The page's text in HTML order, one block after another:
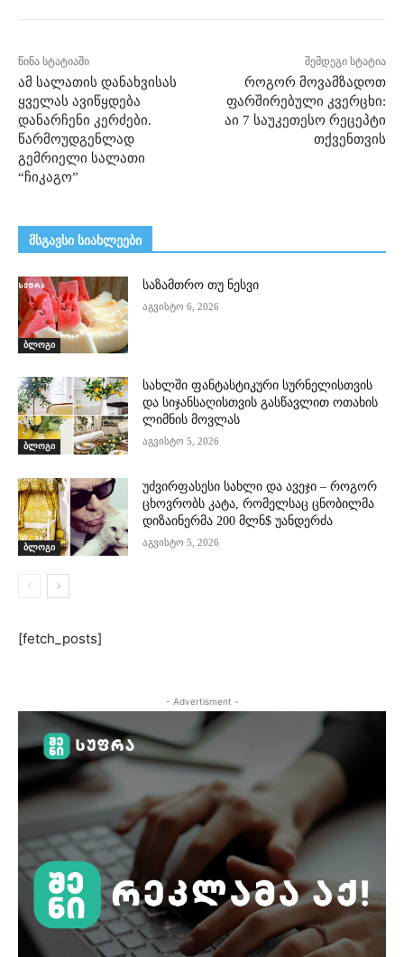
წინა სტატიაში
ამ სალათის დანახვისას
ყველას ავიწყდება
დანარჩენი კერძები.
წარმოუდგენლად
გემრიელი სალათი
“ჩიკაგო”
შემდეგი სტატია
როგორ მოვამზადოთ
ფარშირებული კვერცხი:
აი 7 საუკეთესო რეცეპტი
თქვენთვის
მსგავსი სიახლეები
ბლოგი
საზამთრო თუ ნესვი
აგვისტო 6, 2026
ბლოგი
სახლში ფანტასტიკური სურნელისთვის
და სიჯანსაღისთვის გასწავლით ოთახის
ლიმნის მოვლას
აგვისტო 5, 2026
ბლოგი
უძვირფასესი სახლი და ავეჯი – როგორ
ცხოვრობს კატა, რომელსაც ცნობილმა
დიზაინერმა 200 მლნ$ უანდერძა
აგვისტო 5, 2026
[fetch_posts]
- Advertisment -